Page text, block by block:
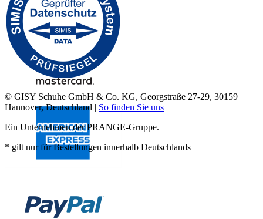
© GISY Schuhe GmbH & Co. KG, Georgstraße 27-29, 30159
Hannover, Deutschland | So finden Sie uns
Ein Unternehmen der PRANGE-Gruppe.
* gilt nur für Bestellungen innerhalb Deutschlands